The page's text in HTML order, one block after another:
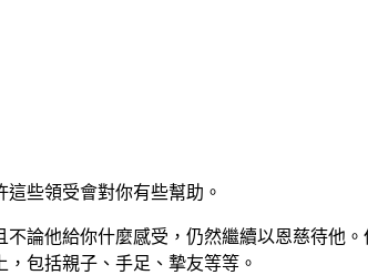
些領受會對你有些幫助。
論他給你什麼感受，仍然繼續以恩慈待他
包括親子、手足、摯友等等。